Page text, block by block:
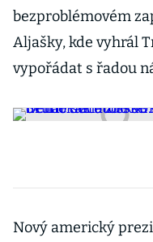
bezproblémovém
Aljašky, kde vyhrál
vypořádat s řadou
Nový americký